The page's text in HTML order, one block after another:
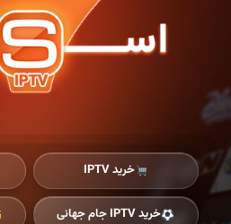
خرید IPTV
خرید IPTV جام جهانی